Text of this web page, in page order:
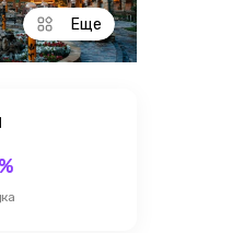
Еще